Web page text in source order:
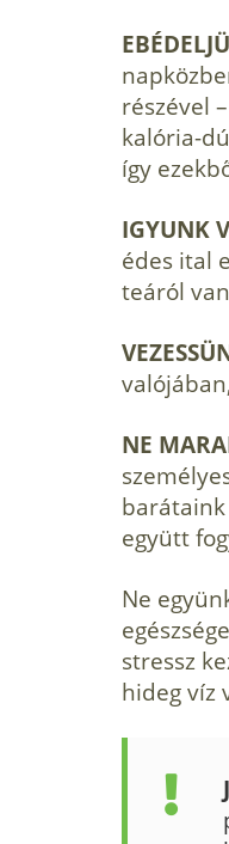
részével
kalória-
így
IGYUNK
édes ital
teáról
NE
barátaink
együtt
Ne
stressz
hideg víz